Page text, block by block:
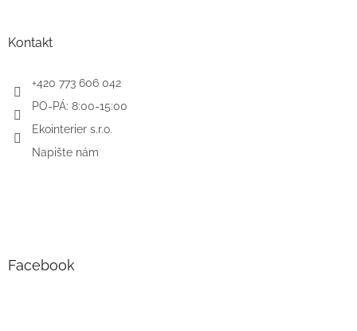
Kontakt
+420 773 606 042
PO-PÁ: 8:00-15:00
Ekointerier s.r.o.
Napište nám
Facebook